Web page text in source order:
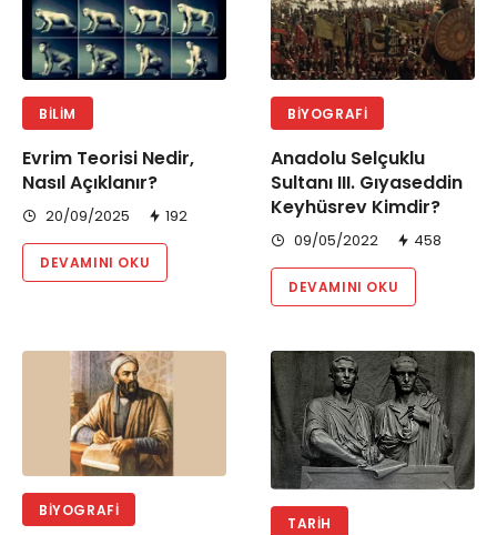
BILIM
Evrim Teorisi Nedir,
Nasıl Açıklanır?
20/09/2025 192
DEVAMINI OKU
BIYOGRAFI
Anadolu Selçuklu
Sultanı III. Gıyaseddin
Keyhüsrev Kimdir?
09/05/2022 458
DEVAMINI OKU
BIYOGRAFI
TARIH